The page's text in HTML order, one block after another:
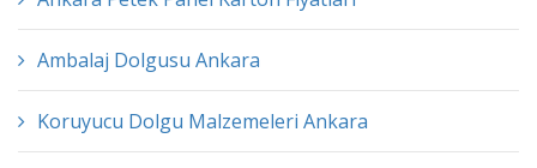
Ambalaj Dolgusu Ankara
Koruyucu Dolgu Malzemeleri Ankara